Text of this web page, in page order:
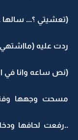
(تعشيتي ؟... سالها
ردت عليه
(نص ساعه وانا في
مسحت وجهها
..رفعت لحافها